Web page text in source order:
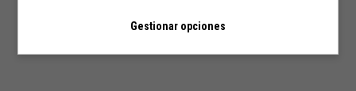
Gestionar opciones